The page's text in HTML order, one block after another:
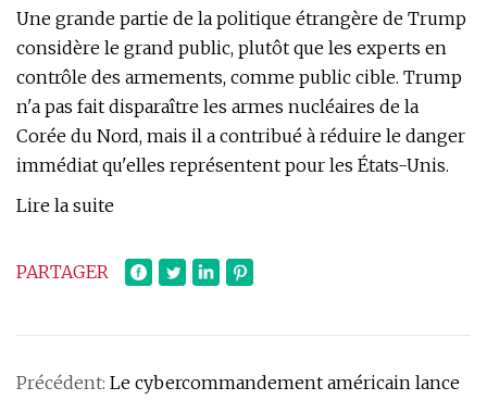
Une grande partie de la politique étrangère de Trump
considère le grand public, plutôt que les experts en
contrôle des armements, comme public cible. Trump
n'a pas fait disparaître les armes nucléaires de la
Corée du Nord, mais il a contribué à réduire le danger
immédiat qu'elles représentent pour les États-Unis.
Lire la suite
PARTAGER
Précédent: Le cybercommandement américain lance